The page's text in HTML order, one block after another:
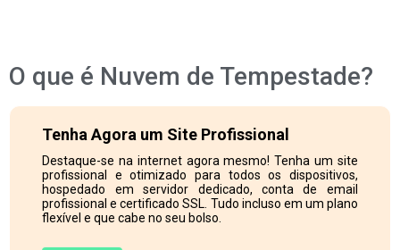
O que é Nuvem de Tempestade?
Tenha Agora um Site Profissional
Destaque-se na internet agora mesmo! Tenha um site
profissional e otimizado para todos os dispositivos,
hospedado em servidor dedicado, conta de email
profissional e certificado SSL. Tudo incluso em um plano
flexível e que cabe no seu bolso.